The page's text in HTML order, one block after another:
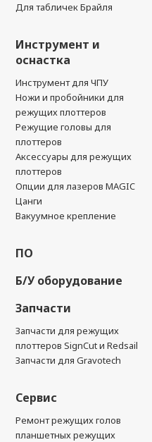
Для табличек Брайля
Инструмент и
оснастка
Инструмент для ЧПУ
Ножи и пробойники для
режущих плоттеров
Режущие головы для
плоттеров
Аксессуары для режущих
плоттеров
Опции для лазеров MAGIC
Цанги
Вакуумное крепление
ПО
Б/У оборудование
Запчасти
Запчасти для режущих
плоттеров SignCut и Redsail
Запчасти для Gravotech
Сервис
Ремонт режущих голов
планшетных режущих